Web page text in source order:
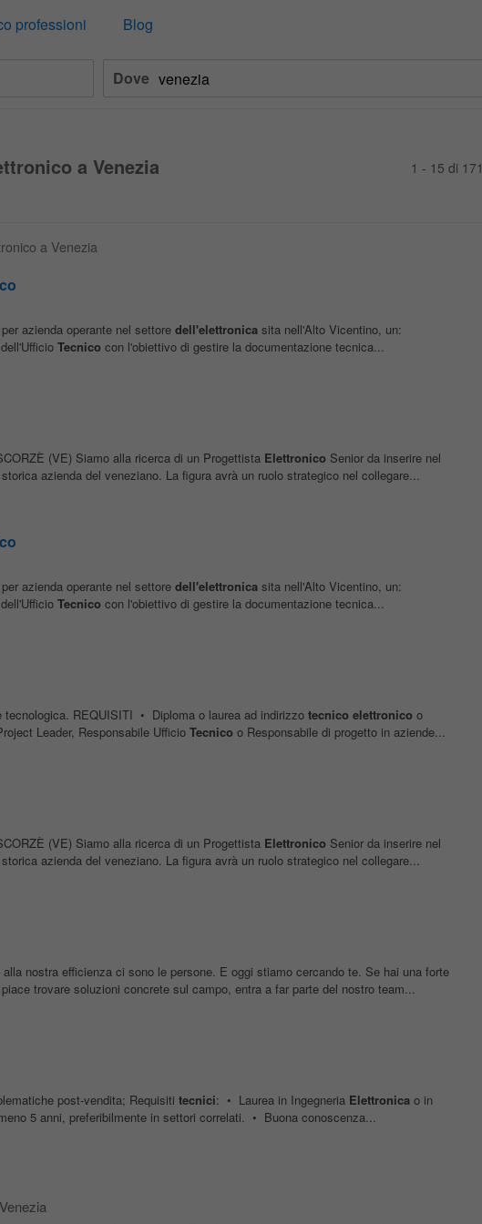
professioni Blog
Dove
a Venezia 1 - 15 di 171
a Venezia
azienda operante nel settore dell'elettronicasita nell'Alto Vicentino, un:
Tecnicocon l'obiettivo di gestire la documentazione tecnica...
(VE) Siamo alla ricerca di un Progettista ElettronicoSenior da inserire nel
azienda del veneziano. La figura avrà un ruolo strategico nel collegare...
azienda operante nel settore dell'elettronicasita nell'Alto Vicentino, un:
Tecnicocon l'obiettivo di gestire la documentazione tecnica...
REQUISITI • Diploma o laurea ad indirizzo tecnico elettronicoo
Leader, Responsabile Ufficio Tecnicoo Responsabile di progetto in aziende...
(VE) Siamo alla ricerca di un Progettista ElettronicoSenior da inserire nel
azienda del veneziano. La figura avrà un ruolo strategico nel collegare...
nostra efficienza ci sono le persone. E oggi stiamo cercando te. Se hai una forte
trovare soluzioni concrete sul campo, entra a far parte del nostro team...
post-vendita; Requisiti tecnici: • Laurea in Ingegneria Elettronicao in
5 anni, preferibilmente in settori correlati. • Buona conoscenza...
Venezia